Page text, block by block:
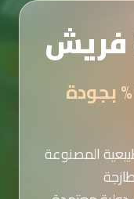
فريش
عصائر طبيعية 100% بجودة
المصنوعة